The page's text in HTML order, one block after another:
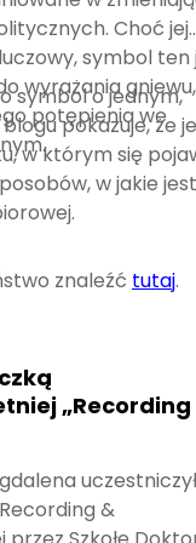
Choć jej
symbol ten
wyrażania gniewu,
potępienia we
symbol o jednym,
pokazuje, że
w którym się
w jakie jest
znaleźć tutaj.
„Recording
&